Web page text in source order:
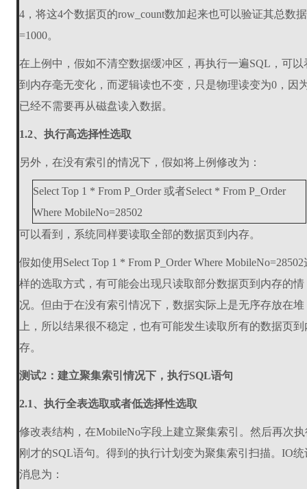
4，将这4个数据页的row_count数加起来也可以验证其总数
=1000。
在上例中，假如不清空数据缓冲区，再执行一遍SQL，可以
到内存毫无变化，而逻辑读也不变，只是物理读变为0，因
已经不需要再从磁盘读入数据。
1.2、执行高选择性选取
另外，在没有索引的情况下，假如将上例修改为：
Select Top 1 * From P_Order 或者Select * From P_Order
Where MobileNo=28502
可以看到，系统同样要读取全部的数据页到内存。
假如使用Select Top 1 * From P_Order Where MobileNo=28502
样的选取方式，有可能会出现只读取部分数据页到内存的情
况。但由于在没有索引情况下，数据实际上是无序存放在堆
上，所以结果很不稳定，也有可能发生读取所有的数据页到
存。
测试2：建立聚集索引情况下，执行SQL语句
2.1、执行全表选取或者低选择性选取
修改表结构，在MobileNo字段上建立聚集索引。然后再次执
刚才的SQL语句。得到的执行计划变为聚集索引扫描。IO统
消息为：